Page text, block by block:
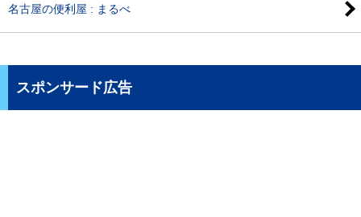
名古屋の便利屋 : まるべ
スポンサード広告